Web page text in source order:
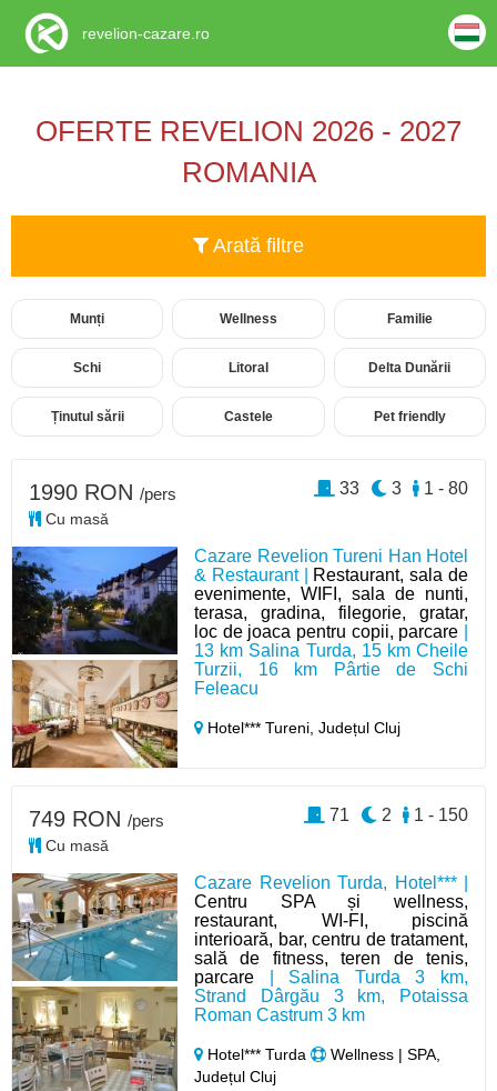
OFERTE REVELION 2026 - 2027
ROMANIA
Arată filtre
Munți Wellness Familie
Schi Litoral Delta Dunării
Ținutul sării Castele Pet friendly
Cazare Revelion Tureni Han Hotel
& Restaurant | Restaurant, sala de
evenimente, WIFI, sala de nunti,
terasa, gradina, filegorie, gratar,
loc de joaca pentru copii, parcare
13 km Salina Turda, 15 km Cheile
Turzii, 16 km Pârtie de Schi
Feleacu
Hotel*** Tureni,Județul Cluj
1990 RON /pers
Cu masă
1 - 80
3
33
Cazare Revelion Turda, Hotel*** |
Centru SPA și wellness,
restaurant, WI-FI, piscină
interioară, bar, centru de tratament,
sală de fitness, teren de tenis,
parcare | Salina Turda 3 km,
Strand Dârgău 3 km, Potaissa
Roman Castrum 3 km
Hotel*** Turda
Wellness | SPA,
Județul Cluj
749 RON /pers
Cu masă
1 - 150
2
71
revelion-cazare.ro